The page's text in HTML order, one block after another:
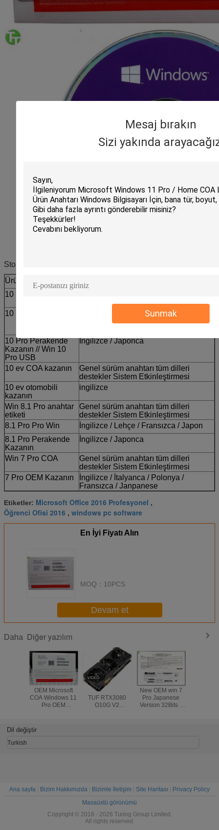
Mesaj bırakın
Sizi yakında
Sunmak
Stokta diğer ürünler:
Ürün
10 Pro COA kazanın
destekler Sistem Etkinleştirmesi
10 Pro OEM kazanın
İngilizce / Lehçe / Janpanese /
Fransızca / İtalyanca / Korece /
10 Pro Perakende
Kazanın // Win 10
Pro USB
İngilizce / Japonca
10 ev COA kazanın
Genel sürüm anahtarı tüm dilleri
destekler Sistem Etkinleştirmesi
10 ev otomobili
kazanın
ingilizce
Win 8.1 Pro anahtar
etiketi
Genel sürüm anahtarı tüm dilleri
destekler Sistem Etkinleştirmesi
8.1 Pro Pro Win
İngilizce / Lehçe / Fransızca / Japon
8.1 Pro Perakende
Kazanın
İngilizce / Japonca
Win 7 Pro COA
Genel sürüm anahtarı tüm dilleri
destekler Sistem Etkinleştirmesi
7 Pro OEM Kazanın
İngilizce / İtalyanca / Polonya /
Fransızca / Janpanese
Etiketler: Microsoft Office 2016 Profesyonel ,
Öğrenci Ofisi 2016 , windows pc software
En İyi Fiyatı Alın
MOQ： 10PCS
Devam et
Daha Diğer yazılım
OEM Microsoft
COA Windows 11
Pro OEM
Suitable for ASUS
TUF RTX3080
O10G V2
New OEM win 7
Pro Japanese
Version 32Bits x
Dil değiştir
Turkish
Ana sayfa Bizim Hakkımızda Bizimle İletişim Site Haritası
Privacy Policy
Masaüstü görünümü
Copyright © 2016 - 2026 Turing Group Limited.
All rights reserved.